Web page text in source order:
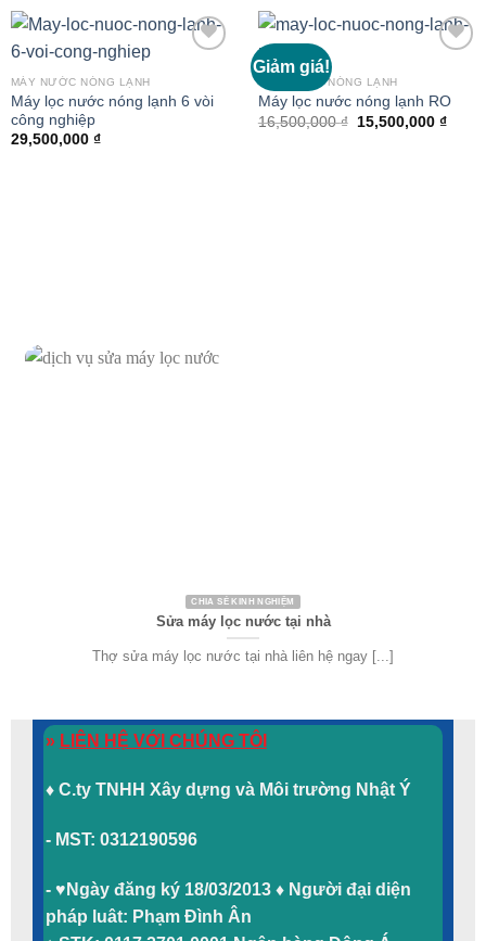
Thêm
MÁY NƯỚC NÓNG LẠNH
Máy lọc nước nóng lạnh 6 vòi
công nghiệp
29,500,000 ₫
Giảm giá!
Thêm
vào
MÁY NƯỚC NÓNG LẠNH
Máy lọc nước nóng lạnh RO
16,500,000₫
Giá
15,500,000 ₫Giá
CHIA SẺ KINH NGHIỆM
Sửa máy lọc nước tại nhà
Thợ sửa máy lọc nước tại nhà liên hệ ngay [...]
» LIÊN HỆ VỚI CHÚNG TÔI
♦ C.ty TNHH Xây dựng và Môi trường Nhật Ý
- MST: 0312190596
- ♥Ngày đăng ký 18/03/2013 ♦ Người đại diện
pháp luât: Phạm Đình Ân